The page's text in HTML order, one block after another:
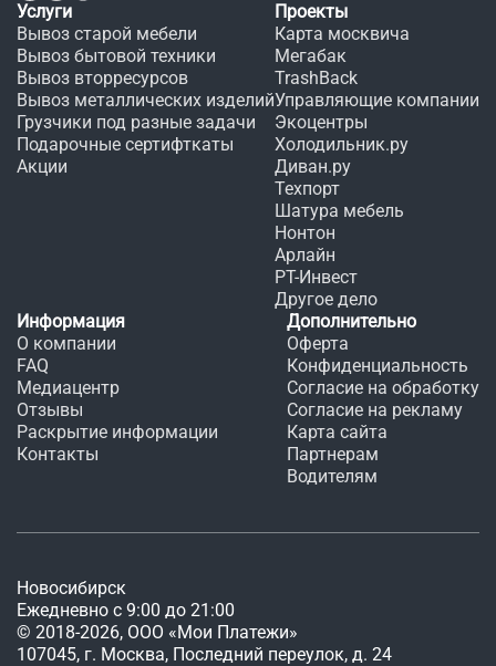
Услуги
Вывоз старой мебели
Вывоз бытовой техники
Вывоз вторресурсов
Вывоз металлических изделий
Грузчики под разные задачи
Подарочные сертифткаты
Акции
Проекты
Карта москвича
Мегабак
TrashBack
Управляющие компании
Экоцентры
Холодильник.ру
Диван.ру
Техпорт
Шатура мебель
Нонтон
Арлайн
РТ-Инвест
Другое дело
Информация
О компании
FAQ
Медиацентр
Отзывы
Раскрытие информации
Контакты
Дополнительно
Оферта
Конфиденциальность
Согласие на обработку
Согласие на рекламу
Карта сайта
Партнерам
Водителям
Новосибирск
Ежедневно с 9:00 до 21:00
© 2018-2026, ООО «Мои Платежи»
107045, г. Москва, Последний переулок, д. 24